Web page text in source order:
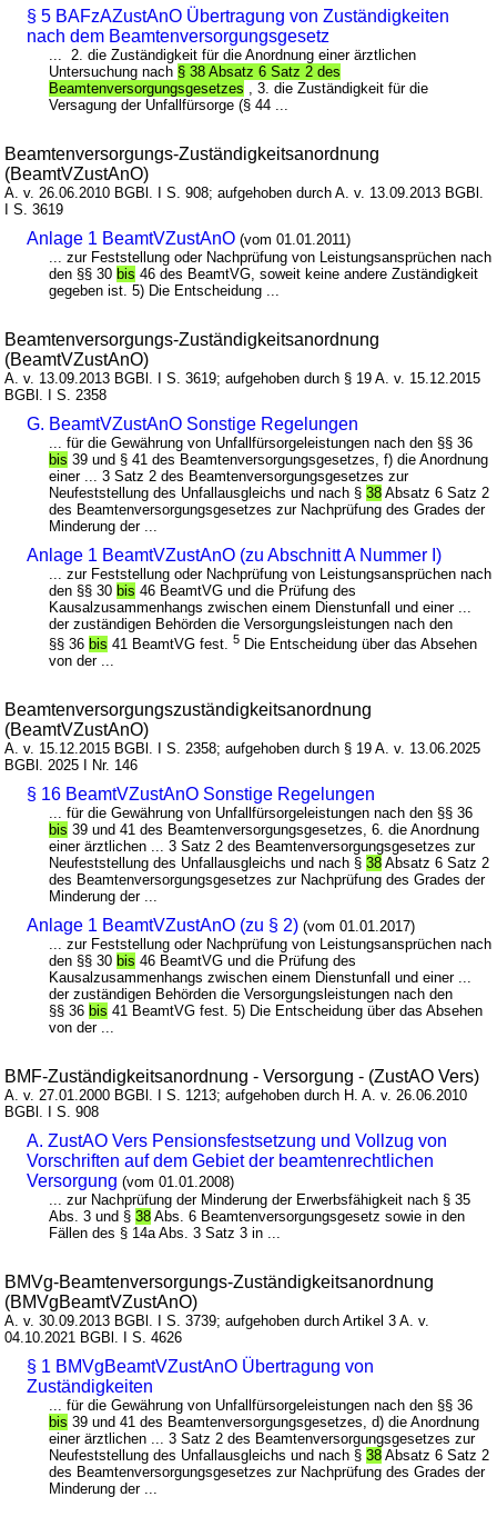
§ 5 BAFzAZustAnO Übertragung von Zuständigkeiten
nach dem Beamtenversorgungsgesetz
... 2. die Zuständigkeit für die Anordnung einer ärztlichen
Untersuchung nach § 38 Absatz 6 Satz 2 des
Beamtenversorgungsgesetzes , 3. die Zuständigkeit für die
Versagung der Unfallfürsorge (§ 44 ...
Beamtenversorgungs-Zuständigkeitsanordnung
(BeamtVZustAnO)
A. v. 26.06.2010 BGBl. I S. 908; aufgehoben durch A. v. 13.09.2013 BGBl.
I S. 3619
Anlage 1 BeamtVZustAnO (vom 01.01.2011)
... zur Feststellung oder Nachprüfung von Leistungsansprüchen nach
den §§ 30 bis 46 des BeamtVG, soweit keine andere Zuständigkeit
gegeben ist. 5) Die Entscheidung ...
Beamtenversorgungs-Zuständigkeitsanordnung
(BeamtVZustAnO)
A. v. 13.09.2013 BGBl. I S. 3619; aufgehoben durch § 19 A. v. 15.12.2015
BGBl. I S. 2358
G. BeamtVZustAnO Sonstige Regelungen
... für die Gewährung von Unfallfürsorgeleistungen nach den §§ 36
bis 39 und § 41 des Beamtenversorgungsgesetzes, f) die Anordnung
einer ... 3 Satz 2 des Beamtenversorgungsgesetzes zur
Neufeststellung des Unfallausgleichs und nach §38 Absatz 6 Satz 2
des Beamtenversorgungsgesetzes zur Nachprüfung des Grades der
Minderung der ...
Anlage 1 BeamtVZustAnO (zu Abschnitt A Nummer I)
... zur Feststellung oder Nachprüfung von Leistungsansprüchen nach
den §§ 30 bis 46 BeamtVG und die Prüfung des
Kausalzusammenhangs zwischen einem Dienstunfall und einer ...
der zuständigen Behörden die Versorgungsleistungen nach den
§§ 36 bis 41 BeamtVG fest.5 Die Entscheidung über das Absehen
von der ...
Beamtenversorgungszuständigkeitsanordnung
(BeamtVZustAnO)
A. v. 15.12.2015 BGBl. I S. 2358; aufgehoben durch § 19 A. v. 13.06.2025
BGBl. 2025 I Nr. 146
§ 16 BeamtVZustAnO Sonstige Regelungen
... für die Gewährung von Unfallfürsorgeleistungen nach den §§ 36
bis 39 und 41 des Beamtenversorgungsgesetzes, 6. die Anordnung
einer ärztlichen ... 3 Satz 2 des Beamtenversorgungsgesetzes zur
Neufeststellung des Unfallausgleichs und nach §38 Absatz 6 Satz 2
des Beamtenversorgungsgesetzes zur Nachprüfung des Grades der
Minderung der ...
Anlage 1 BeamtVZustAnO (zu § 2) (vom 01.01.2017)
... zur Feststellung oder Nachprüfung von Leistungsansprüchen nach
den §§ 30 bis 46 BeamtVG und die Prüfung des
Kausalzusammenhangs zwischen einem Dienstunfall und einer ...
der zuständigen Behörden die Versorgungsleistungen nach den
§§ 36 bis 41 BeamtVG fest. 5) Die Entscheidung über das Absehen
von der ...
BMF-Zuständigkeitsanordnung - Versorgung - (ZustAO Vers)
A. v. 27.01.2000 BGBl. I S. 1213; aufgehoben durch H. A. v. 26.06.2010
BGBl. I S. 908
A. ZustAO Vers Pensionsfestsetzung und Vollzug von
Vorschriften auf dem Gebiet der beamtenrechtlichen
Versorgung (vom 01.01.2008)
... zur Nachprüfung der Minderung der Erwerbsfähigkeit nach § 35
Abs. 3 und §38 Abs. 6 Beamtenversorgungsgesetz sowie in den
Fällen des § 14a Abs. 3 Satz 3 in ...
BMVg-Beamtenversorgungs-Zuständigkeitsanordnung
(BMVgBeamtVZustAnO)
A. v. 30.09.2013 BGBl. I S. 3739; aufgehoben durch Artikel 3 A. v.
04.10.2021 BGBl. I S. 4626
§ 1 BMVgBeamtVZustAnO Übertragung von
Zuständigkeiten
... für die Gewährung von Unfallfürsorgeleistungen nach den §§ 36
bis 39 und 41 des Beamtenversorgungsgesetzes, d) die Anordnung
einer ärztlichen ... 3 Satz 2 des Beamtenversorgungsgesetzes zur
Neufeststellung des Unfallausgleichs und nach §38 Absatz 6 Satz 2
des Beamtenversorgungsgesetzes zur Nachprüfung des Grades der
Minderung der ...